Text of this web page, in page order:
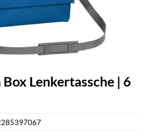
Lenkertassche | 6